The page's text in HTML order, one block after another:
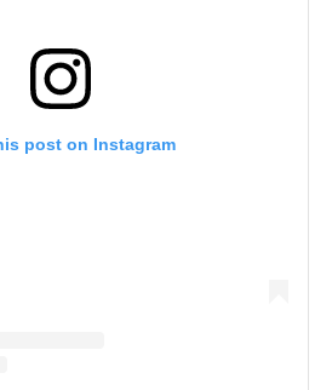
post on Instagram